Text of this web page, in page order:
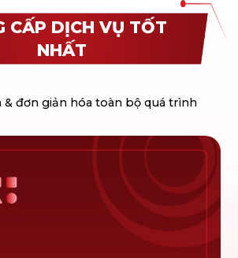
CẤP DỊCH VỤ TỐT
NHẤT
& đơn giản hóa toàn bộ quá trình